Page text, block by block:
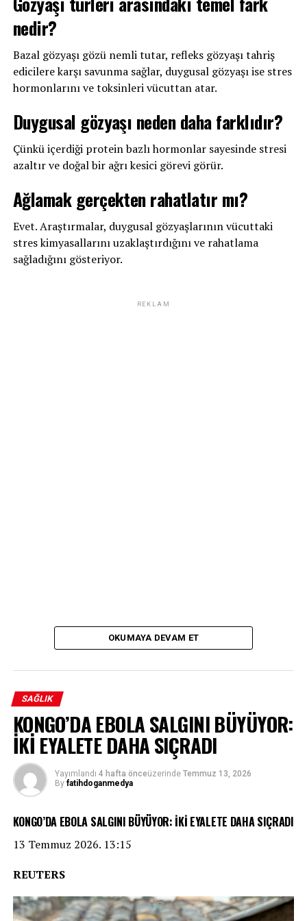
nedir?
Bazal gözyaşı gözü nemli tutar, refleks gözyaşı tahriş
edicilere karşı savunma sağlar, duygusal gözyaşı ise stres
hormonlarını ve toksinleri vücuttan atar.
Duygusal gözyaşı neden daha farklıdır?
Çünkü içerdiği protein bazlı hormonlar sayesinde stresi
azaltır ve doğal bir ağrı kesici görevi görür.
Ağlamak gerçekten rahatlatır mı?
Evet. Araştırmalar, duygusal gözyaşlarının vücuttaki
stres kimyasallarını uzaklaştırdığını ve rahatlama
sağladığını gösteriyor.
REKLAM
OKUMAYA DEVAM ET
SAĞLIK
KONGO’DA EBOLA SALGINI BÜYÜYOR:
İKİ EYALETE DAHA SIÇRADI
Yayımlandı 4 hafta önceüzerinde Temmuz 13, 2026
By fatihdoganmedya
KONGO’DA EBOLA SALGINI BÜYÜYOR: İKİ EYALETE DAHA SIÇRADI
13 Temmuz 2026. 13:15
REUTERS